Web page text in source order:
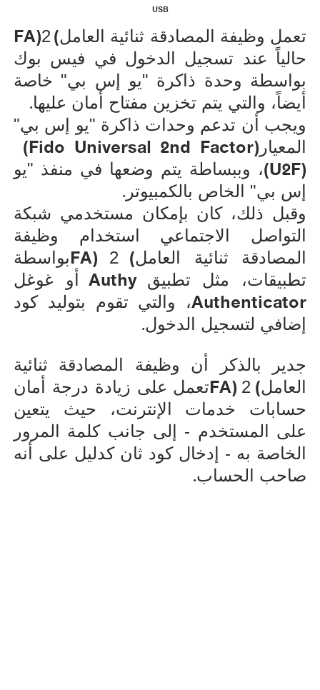
USB
تعمل وظيفة المصادقة ثنائية العامل(
2
FA)
حالياً عند تسجيل الدخول في فيس بوك
بواسطة وحدة ذاكرة "يو إس بي" خاصة
أيضاً، والتي يتم تخزين مفتاح أمان عليها.
ويجب أن تدعم وحدات ذاكرة "يو إس بي"
المعيار (Fido Universal 2nd Factor)
(U2F)، وببساطة يتم وضعها في منفذ "يو
إس بي" الخاص بالكمبيوتر .
وقبل ذلك، كان بإمكان مستخدمي شبكة
التواصل الاجتماعي استخدام وظيفة
المصادقة ثنائية العامل(
2
FA)بواسطة
تطبيقات، مثل تطبيق Authy أو غوغل
Authenticator، والتي تقوم بتوليد كود
إضافي لتسجيل الدخول.
جدير بالذكر أن وظيفة المصادقة ثنائية
العامل(
2
FA)تعمل على زيادة درجة أمان
حسابات خدمات الإنترنت، حيث يتعين
على المستخدم - إلى جانب كلمة المرور
الخاصة به - إدخال كود ثان كدليل على أنه
صاحب الحساب.